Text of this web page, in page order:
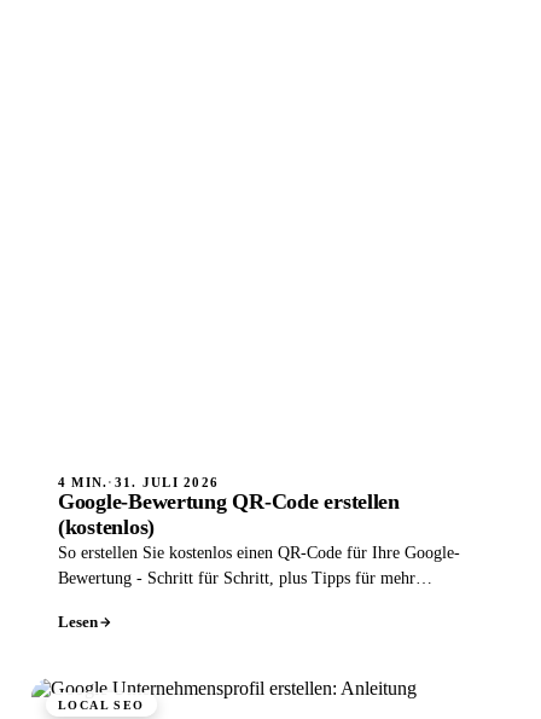
4 MIN.· 31. JULI 2026
Google-Bewertung QR-Code erstellen
(kostenlos)
So erstellen Sie kostenlos einen QR-Code für Ihre Google-
Bewertung - Schritt für Schritt, plus Tipps für mehr
Lesen
LOCAL SEO